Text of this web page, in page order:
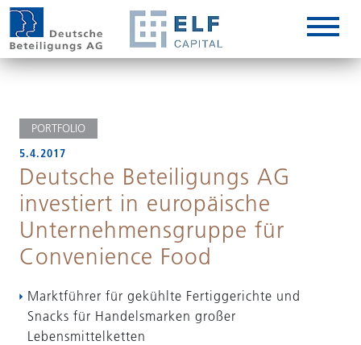
PORTFOLIO
5.4.2017
Deutsche Beteiligungs AG
investiert in europäische
Unternehmensgruppe für
Convenience Food
Marktführer für gekühlte Fertiggerichte und
Snacks für Handelsmarken großer
Lebensmittelketten